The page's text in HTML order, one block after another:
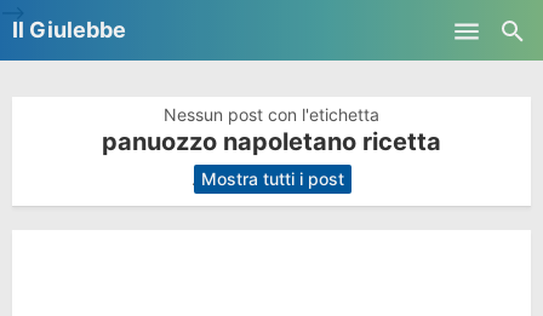
Il Giulebbe
Nessun post con l'etichetta
panuozzo napoletano ricetta
. Mostra tutti i post